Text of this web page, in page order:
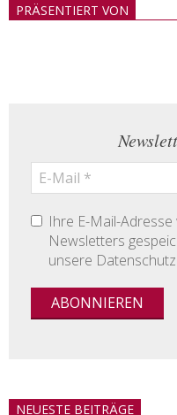
21
PRÄSENTIERT VON
Ihre E-Mail-
Newsletters
unsere
NEUESTE BEITRÄGE